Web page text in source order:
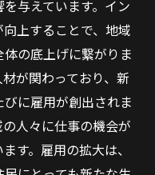
与えています。イン
上することで、地域
の底上げに繋がりま
が関わっており、新
に雇用が創出されま
人々に仕事の機会が
す。雇用の拡大は、